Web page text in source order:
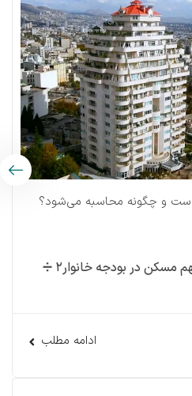
و چگونه محاسبه می‌شود؟
فهرست عناوین۱ 💱 سهم مسکن در بودجه خانوار۲ ➗
ادامه مطلب